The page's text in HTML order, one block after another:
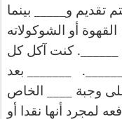
تقديم و
بينما
القهوة أو
الشوكولاته
______. كنت آكل كل
بعد
وجبة
الخاص
لمجرد أنها نقدا أو